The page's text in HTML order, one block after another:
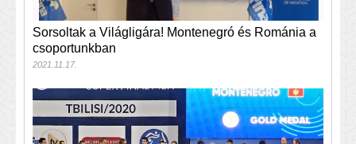
Sorsoltak a Világligára! Montenegró és Románia a
csoportunkban
2021.11.17.